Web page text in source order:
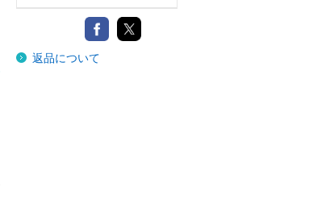
ぎょうせい
アサノ知事のメル
マガ １～１０６
返品について